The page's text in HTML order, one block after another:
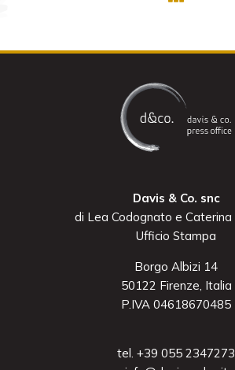
Davis & Co. snc
di Lea Codognato e Caterina
Ufficio Stampa
Borgo Albizi 14
50122 Firenze, Italia
P.IVA 04618670485
tel. +39 055 2347273